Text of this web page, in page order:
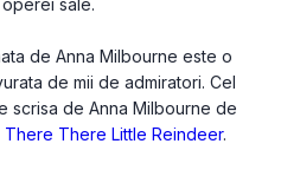
sale.
de Anna Milbourne este o
de mii de admiratori. Cel
scrisa de Anna Milbourne de
There There Little Reindeer.